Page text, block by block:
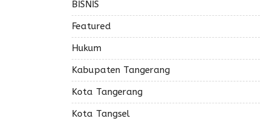
BISNIS
Featured
Hukum
Kabupaten Tangerang
Kota Tangerang
Kota Tangsel